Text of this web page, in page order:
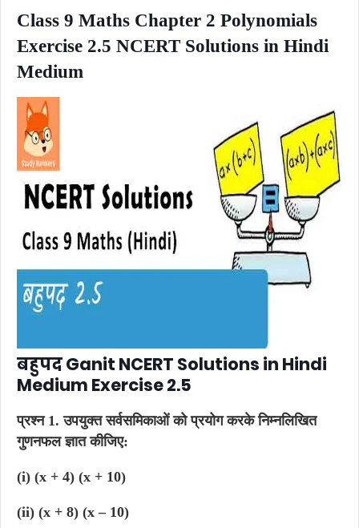
Class 9 Maths Chapter 2 Polynomials
Exercise 2.5 NCERT Solutions in Hindi
Medium
बहुपद Ganit NCERT Solutions in Hindi
Medium Exercise 2.5
प्रश्न 1.उपयुक्त सर्वसमिकाओं को प्रयोग करके निम्नलिखित
गुणनफल ज्ञात कीजिए:
(i) (x + 4) (x + 10)
(ii) (x + 8) (x – 10)